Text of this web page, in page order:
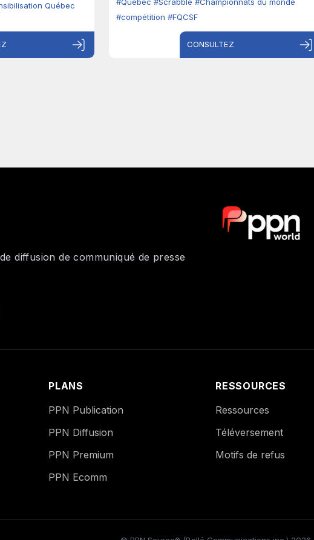
Québec
#compétition #FQCSF
CONSULTEZ
diffusion de communiqué de presse
PLANS
PPN Publication
PPN Diffusion
PPN Premium
PPN Ecomm
RESSOURCES
Ressources
Téléversement
Motifs de refus